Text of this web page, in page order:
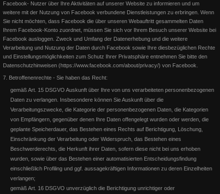
DQHA Zuchtschau Laubach - Stuten-Schau
Siegerstute "Lion on the Beach"Reserve Sieger "SQ Solano Par
Facebook- Nutzer über Ihre Aktivitäten auf unserer Website zu informieren und um
weitere mit der Nutzung von Facebook verbundene Dienstleistungen zu erbringen. Wenn
Sie nicht möchten, dass Facebook die über unseren Webauftritt gesammelten Daten
Ihrem Facebook-Konto zuordnet, müssen Sie sich vor Ihrem Besuch unserer Website bei
Facebook ausloggen. Zweck und Umfang der Datenerhebung und die weitere
Verarbeitung und Nutzung der Daten durch Facebook sowie Ihre diesbezüglichen Rechte
und Einstellungsmöglichkeiten zum Schutz Ihrer Privatsphäre entnehmen Sie bitte den
Datenschutzhinweisen (https://www.facebook.com/about/privacy/) von Facebook.
7. Betroffenenrechte - Sie haben das Recht:
gemäß Art. 15 DSGVO Auskunft über Ihre von uns verarbeiteten personenbezogenen
Daten zu verlangen. Insbesondere können Sie Auskunft über die
Verarbeitungszwecke, die Kategorie der personenbezogenen Daten, die Kategorien
von Empfängern, gegenüber denen Ihre Daten offengelegt wurden oder werden, die
geplante Speicherdauer, das Bestehen eines Rechts auf Berichtigung, Löschung,
Einschränkung der Verarbeitung oder Widerspruch, das Bestehen eines
Beschwerderechts, die Herkunft ihrer Daten, sofern diese nicht bei uns erhoben
wurden, sowie über das Bestehen einer automatisierten Entscheidungsfindung
einschließlich Profiling und ggf. aussagekräftigen Informationen zu deren Einzelheiten
verlangen;
gemäß Art. 16 DSGVO unverzüglich die Berichtigung unrichtiger oder